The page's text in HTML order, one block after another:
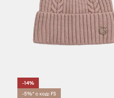
-14%
-5%* с код: FS